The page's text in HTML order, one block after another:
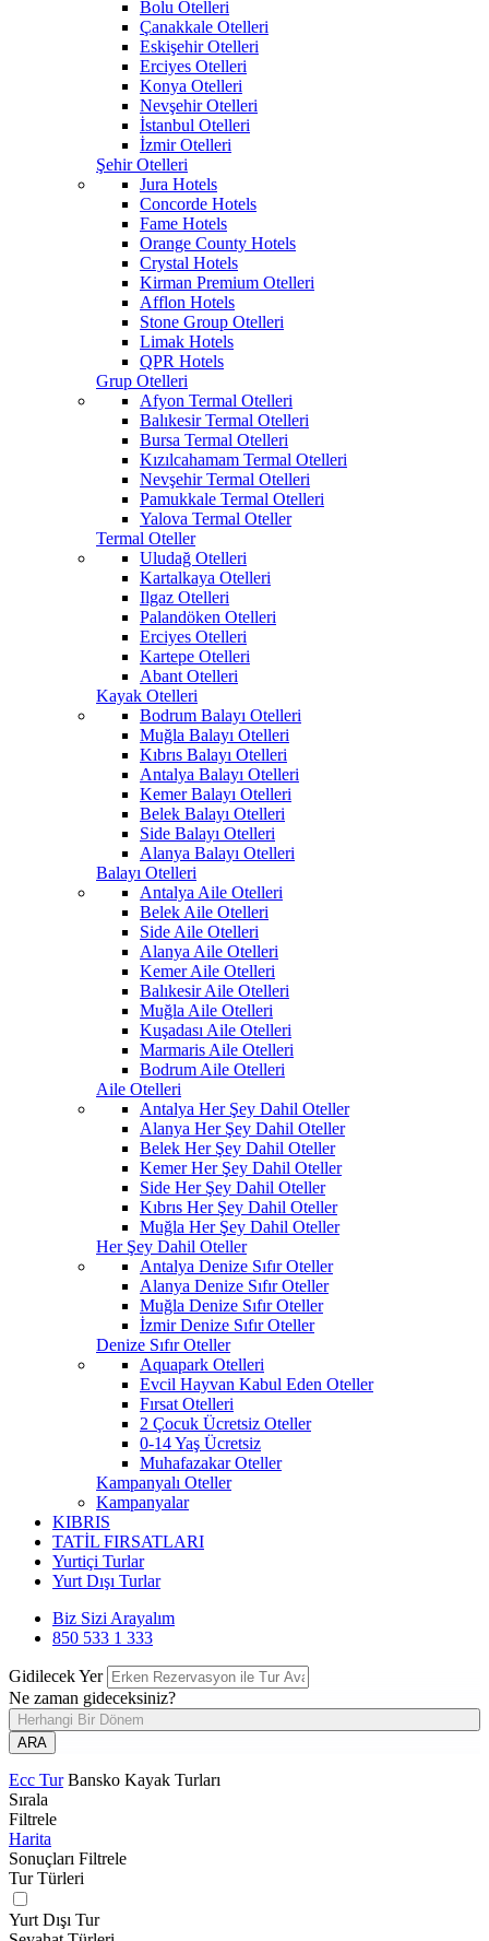
Bolu Otelleri
Çanakkale Otelleri
Eskişehir Otelleri
Erciyes Otelleri
Konya Otelleri
Nevşehir Otelleri
İstanbul Otelleri
İzmir Otelleri
Şehir Otelleri
Jura Hotels
Concorde Hotels
Fame Hotels
Orange County Hotels
Crystal Hotels
Kirman Premium Otelleri
Afflon Hotels
Stone Group Otelleri
Limak Hotels
QPR Hotels
Grup Otelleri
Afyon Termal Otelleri
Balıkesir Termal Otelleri
Bursa Termal Otelleri
Kızılcahamam Termal Otelleri
Nevşehir Termal Otelleri
Pamukkale Termal Otelleri
Yalova Termal Oteller
Termal Oteller
Uludağ Otelleri
Kartalkaya Otelleri
Ilgaz Otelleri
Palandöken Otelleri
Erciyes Otelleri
Kartepe Otelleri
Abant Otelleri
Kayak Otelleri
Bodrum Balayı Otelleri
Muğla Balayı Otelleri
Kıbrıs Balayı Otelleri
Antalya Balayı Otelleri
Kemer Balayı Otelleri
Belek Balayı Otelleri
Side Balayı Otelleri
Alanya Balayı Otelleri
Balayı Otelleri
Antalya Aile Otelleri
Belek Aile Otelleri
Side Aile Otelleri
Alanya Aile Otelleri
Kemer Aile Otelleri
Balıkesir Aile Otelleri
Muğla Aile Otelleri
Kuşadası Aile Otelleri
Marmaris Aile Otelleri
Bodrum Aile Otelleri
Aile Otelleri
Antalya Her Şey Dahil Oteller
Alanya Her Şey Dahil Oteller
Belek Her Şey Dahil Oteller
Kemer Her Şey Dahil Oteller
Side Her Şey Dahil Oteller
Kıbrıs Her Şey Dahil Oteller
Muğla Her Şey Dahil Oteller
Her Şey Dahil Oteller
Antalya Denize Sıfır Oteller
Alanya Denize Sıfır Oteller
Muğla Denize Sıfır Oteller
İzmir Denize Sıfır Oteller
Denize Sıfır Oteller
Aquapark Otelleri
Evcil Hayvan Kabul Eden Oteller
Fırsat Otelleri
2 Çocuk Ücretsiz Oteller
0-14 Yaş Ücretsiz
Muhafazakar Oteller
Kampanyalı Oteller
Kampanyalar
KIBRIS
TATİL FIRSATLARI
Yurtiçi Turlar
Yurt Dışı Turlar
Biz Sizi Arayalım
850 533 1 333
Gidilecek Yer
Ne zaman gideceksiniz?
Herhangi Bir Dönem
ARA
Ecc Tur Bansko Kayak Turları
Sırala
Filtrele
Harita
Sonuçları Filtrele
Tur Türleri
Yurt Dışı Tur